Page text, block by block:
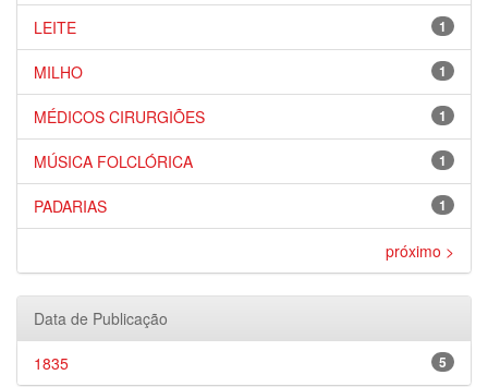
1
LEITE
1
MILHO
1
MÉDICOS CIRURGIÕES
1
MÚSICA FOLCLÓRICA
1
PADARIAS
próximo >
Data de Publicação
5
1835